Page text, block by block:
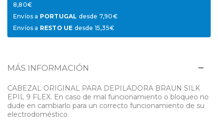
8,80€
Envíos a PORTUGAL desde 7,90€
Envíos a RESTO UE desde 15,35€
MÁS INFORMACIÓN
CABEZAL ORIGINAL PARA DEPILADORA BRAUN SILK
EPIL 9 FLEX. En caso de mal funcionamiento o bloqueo no
dude en cambiarlo para un correcto funcionamiento de su
electrodoméstico.